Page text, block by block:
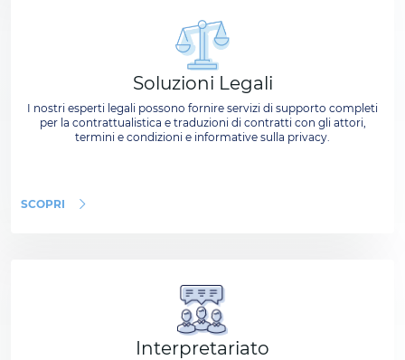
Soluzioni Legali
I nostri esperti legali possono fornire servizi di supporto completi
per la contrattualistica e traduzioni di contratti con gli attori,
termini e condizioni e informative sulla privacy.
SCOPRI
Interpretariato